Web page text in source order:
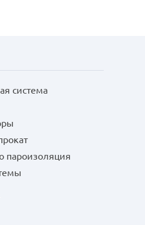
система
пароизоляция